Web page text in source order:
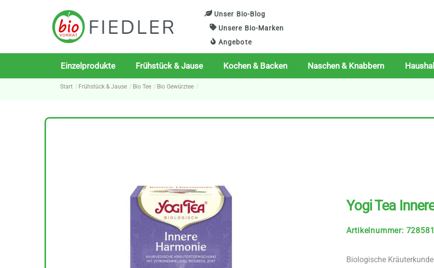
Unser Bio-Blog
Unsere Bio-Marken
Angebote
Einzelprodukte Frühstück & Jause Kochen & Backen Naschen & Knabbern
Start Frühstück & Jause Bio Tee Bio Gewürztee
Yogi Tea
Artikelnummer:
Biologische